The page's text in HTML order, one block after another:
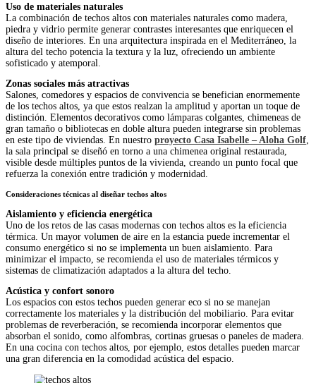
Uso de materiales naturales
La combinación de techos altos con materiales naturales como madera,
piedra y vidrio permite generar contrastes interesantes que enriquecen el
diseño de interiores. En una arquitectura inspirada en el Mediterráneo, la
altura del techo potencia la textura y la luz, ofreciendo un ambiente
sofisticado y atemporal.
Zonas sociales más atractivas
Salones, comedores y espacios de convivencia se benefician enormemente
de los techos altos, ya que estos realzan la amplitud y aportan un toque de
distinción. Elementos decorativos como lámparas colgantes, chimeneas de
gran tamaño o bibliotecas en doble altura pueden integrarse sin problemas
en este tipo de viviendas. En nuestro proyecto Casa Isabelle – Aloha Golf,
la sala principal se diseñó en torno a una chimenea original restaurada,
visible desde múltiples puntos de la vivienda, creando un punto focal que
refuerza la conexión entre tradición y modernidad.
Consideraciones técnicas al diseñar techos altos
Aislamiento y eficiencia energética
Uno de los retos de las casas modernas con techos altos es la eficiencia
térmica. Un mayor volumen de aire en la estancia puede incrementar el
consumo energético si no se implementa un buen aislamiento. Para
minimizar el impacto, se recomienda el uso de materiales térmicos y
sistemas de climatización adaptados a la altura del techo.
Acústica y confort sonoro
Los espacios con estos techos pueden generar eco si no se manejan
correctamente los materiales y la distribución del mobiliario. Para evitar
problemas de reverberación, se recomienda incorporar elementos que
absorban el sonido, como alfombras, cortinas gruesas o paneles de madera.
En una cocina con techos altos, por ejemplo, estos detalles pueden marcar
una gran diferencia en la comodidad acústica del espacio.